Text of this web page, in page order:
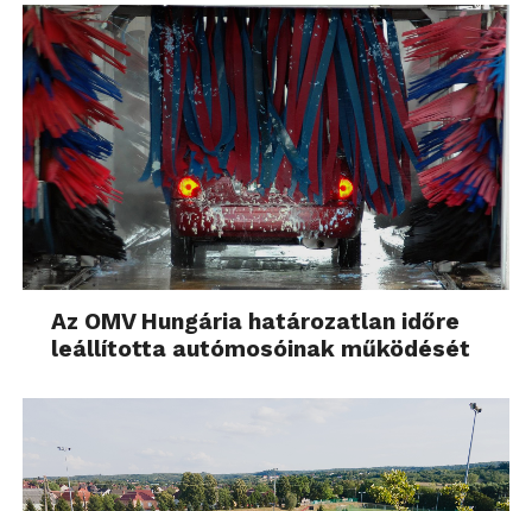
Az OMV Hungária határozatlan időre
leállította autómosóinak működését